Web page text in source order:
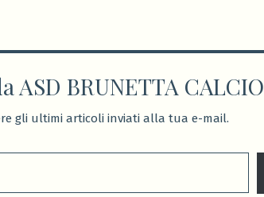
ASD BRUNETTA CALCIO
gli ultimi articoli inviati alla tua e-mail.